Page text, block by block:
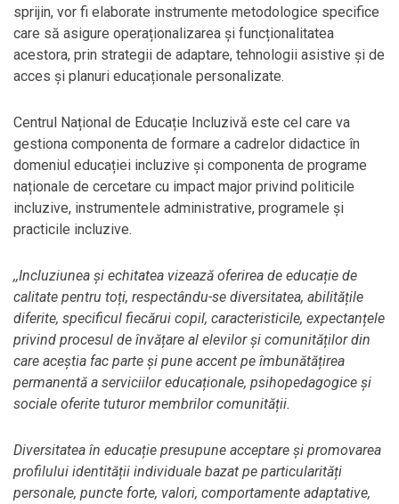
sprijin, vor fi elaborate instrumente metodologice specifice
care să asigure operaționalizarea și funcționalitatea
acestora, prin strategii de adaptare, tehnologii asistive și de
acces și planuri educaționale personalizate.
Centrul Național de Educație Incluzivă este cel care va
gestiona componenta de formare a cadrelor didactice în
domeniul educației incluzive și componenta de programe
naționale de cercetare cu impact major privind politicile
incluzive, instrumentele administrative, programele și
practicile incluzive.
,,Incluziunea și echitatea vizează oferirea de educație de
calitate pentru toți, respectându-se diversitatea, abilitățile
diferite, specificul fiecărui copil, caracteristicile, expectanțele
privind procesul de învățare al elevilor și comunităților din
care aceștia fac parte și pune accent pe îmbunătățirea
permanentă a serviciilor educaționale, psihopedagogice și
sociale oferite tuturor membrilor comunității.
Diversitatea în educație presupune acceptare și promovarea
profilului identității individuale bazat pe particularități
personale, puncte forte, valori, comportamente adaptative,